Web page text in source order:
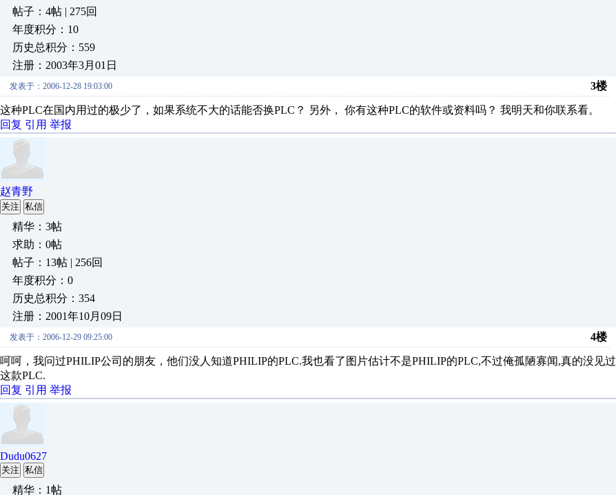
帖子：4帖 | 275回
年度积分：10
历史总积分：559
注册：2003年3月01日
发表于：2006-12-28 19:03:00 3楼
这种PLC在国内用过的极少了，如果系统不大的话能否换PLC？ 另外， 你有这种PLC的软件或资料吗？ 我明天和你联系看。
回复 引用 举报
赵青野
关注 私信
精华：3帖
求助：0帖
帖子：13帖 | 256回
年度积分：0
历史总积分：354
注册：2001年10月09日
发表于：2006-12-29 09:25:00 4楼
呵呵，我问过PHILIP公司的朋友，他们没人知道PHILIP的PLC.我也看了图片估计不是PHILIP的PLC,不过俺孤陋寡闻,真的没见过
这款PLC.
回复 引用 举报
Dudu0627
关注 私信
精华：1帖